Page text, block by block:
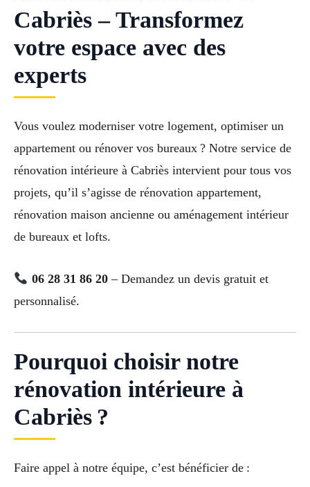
Cabriès – Transformez
votre espace avec des
experts
Vous voulez moderniser votre logement, optimiser un
appartement ou rénover vos bureaux ? Notre service de
rénovation intérieure à Cabriès intervient pour tous vos
projets, qu’il s’agisse de rénovation appartement,
rénovation maison ancienne ou aménagement intérieur
de bureaux et lofts.
06 28 31 86 20– Demandez un devis gratuit et
personnalisé.
Pourquoi choisir notre
rénovation intérieure à
Cabriès ?
Faire appel à notre équipe, c’est bénéficier de :